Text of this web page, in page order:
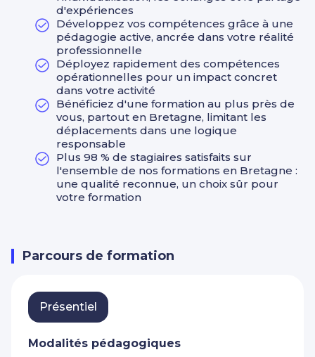
d'expériences
Développez vos compétences grâce à une
pédagogie active, ancrée dans votre réalité
professionnelle
Déployez rapidement des compétences
opérationnelles pour un impact concret
dans votre activité
Bénéficiez d'une formation au plus près de
vous, partout en Bretagne, limitant les
déplacements dans une logique
responsable
Plus 98 % de stagiaires satisfaits sur
l'ensemble de nos formations en Bretagne :
une qualité reconnue, un choix sûr pour
votre formation
Parcours de formation
Présentiel
Modalités pédagogiques